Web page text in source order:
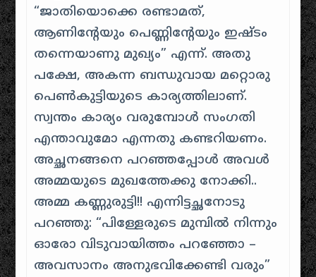
“ജാതിയൊക്കെ രണ്ടാമത്,
ആണിന്റേയും പെണ്ണിന്റേയും ഇഷ്ടം
തന്നെയാണു മുഖ്യം” എന്ന്. അതു
പക്ഷേ, അകന്ന ബന്ധുവായ മറ്റൊരു
പെണ്‍കുട്ടിയുടെ കാര്യത്തിലാണ്‌.
സ്വന്തം കാര്യം വരുമ്പോള്‍ സംഗതി
എന്താവുമോ എന്നതു കണ്ടറിയണം.
അച്ഛനങ്ങനെ പറഞ്ഞപ്പോള്‍ അവള്‍
അമ്മയുടെ മുഖത്തേക്കു നോക്കി..
അമ്മ കണ്ണുരുട്ടി!! എന്നിട്ടച്ഛനോടു
പറഞ്ഞു: “പിള്ളേരുടെ മുമ്പില്‍ നിന്നും
ഓരോ വിടുവായിത്തം പറഞ്ഞോ –
അവസാനം അനുഭവിക്കേണ്ടി വരും”